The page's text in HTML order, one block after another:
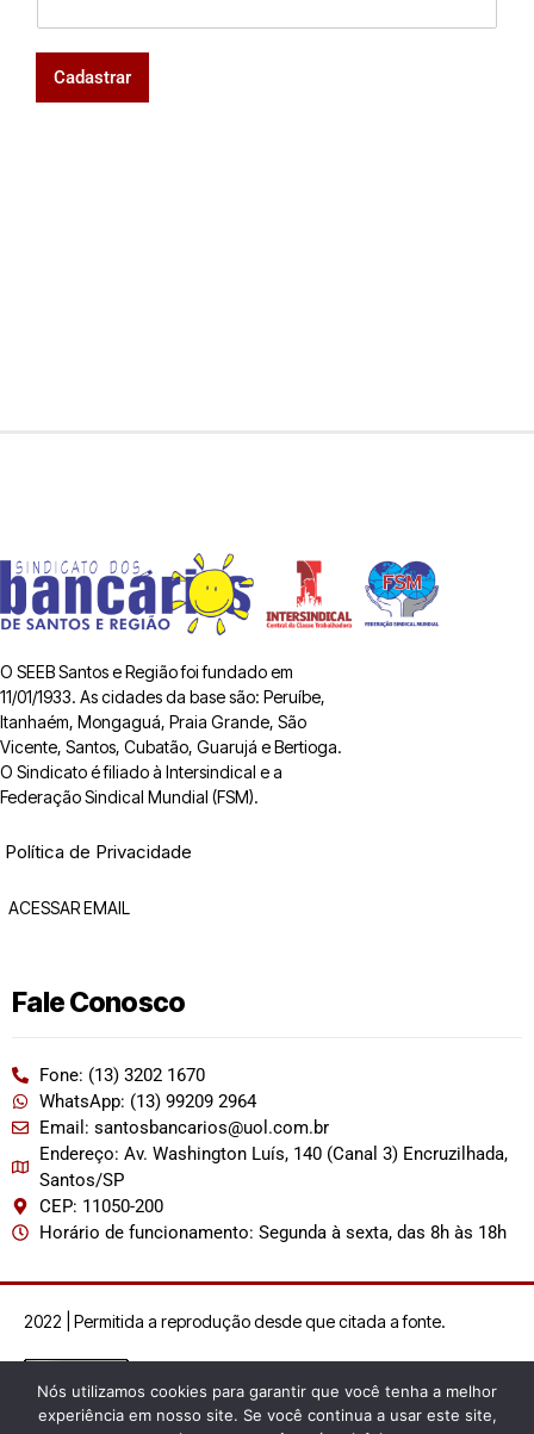
Cadastrar
O SEEB Santos e Região foi fundado em
11/01/1933. As cidades da base são: Peruíbe,
Itanhaém, Mongaguá, Praia Grande, São
Vicente, Santos, Cubatão, Guarujá e Bertioga.
O Sindicato é filiado à Intersindical e a
Federação Sindical Mundial (FSM).
Política de Privacidade
ACESSAR EMAIL
Fale Conosco
Fone: (13) 3202 1670
WhatsApp: (13) 99209 2964
Email: santosbancarios@uol.com.br
Endereço: Av. Washington Luís, 140 (Canal 3) Encruzilhada,
Santos/SP
CEP: 11050-200
Horário de funcionamento: Segunda à sexta, das 8h às 18h
2022 | Permitida a reprodução desde que citada a fonte.
Nós utilizamos cookies para garantir que você tenha a melhor
experiência em nosso site. Se você continua a usar este site,